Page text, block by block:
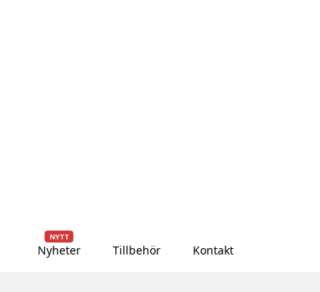
Nyheter
NYTT
Tillbehör Kontakt